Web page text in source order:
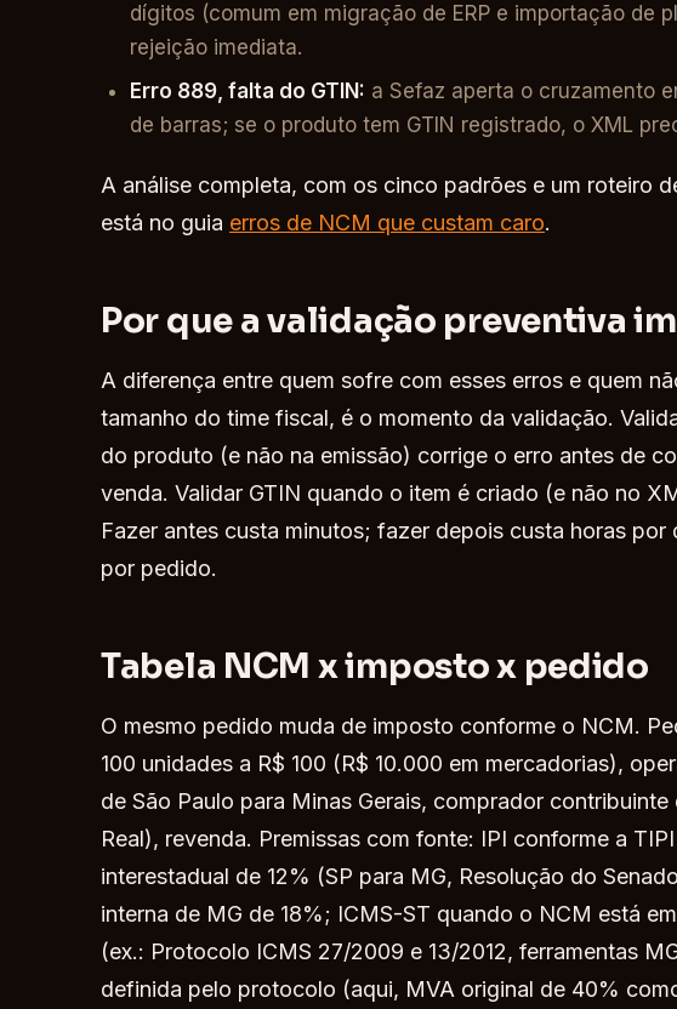
dígitos (comum em migração de ERP e importação de
rejeição imediata.
Erro 889, falta do GTIN: a Sefaz aperta o cruzamento
de barras; se o produto tem GTIN registrado, o XML
A análise completa, com os cinco padrões e um roteiro
está no guia erros de NCM que custam caro.
Por que a validação preventiva
A diferença entre quem sofre com esses erros e quem
tamanho do time fiscal, é o momento da validação.
do produto (e não na emissão) corrige o erro antes de
venda. Validar GTIN quando o item é criado (e não no
Fazer antes custa minutos; fazer depois custa horas por
por pedido.
Tabela NCM x imposto x pedido
O mesmo pedido muda de imposto conforme o NCM.
100 unidades a R$ 100 (R$ 10.000 em mercadorias),
de São Paulo para Minas Gerais, comprador
Real), revenda. Premissas com fonte: IPI conforme a
interestadual de 12% (SP para MG, Resolução do
interna de MG de 18%; ICMS-ST quando o NCM está
(ex.: Protocolo ICMS 27/2009 e 13/2012, ferramentas
definida pelo protocolo (aqui, MVA original de 40%